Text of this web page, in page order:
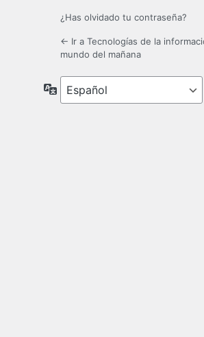
¿Has olvidado tu contraseña?
← Ir a Tecnologías de la
mundo del mañana
Idioma